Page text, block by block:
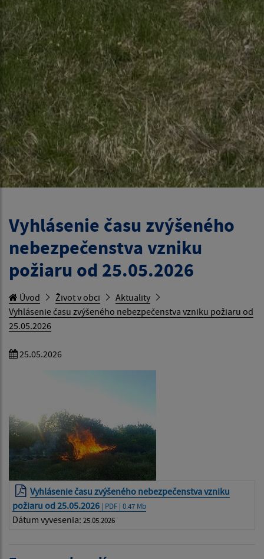
Vyhlásenie času zvýšeného
nebezpečenstva vzniku
požiaru od 25.05.2026
Úvod Život v obci
Aktuality
Vyhlásenie času zvýšeného nebezpečenstva vzniku požiaru od
25.05.2026
25.05.2026
Vyhlásenie času zvýšeného nebezpečenstva vzniku
požiaru od 25.05.2026 | PDF | 0.47 Mb
Dátum vyvesenia: 25.05.2026